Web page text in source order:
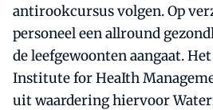
antirookcursus volgen. Op
personeel een allround
de leefgewoonten aangaat.
Institute for HeaIth
uit waardering hiervoor